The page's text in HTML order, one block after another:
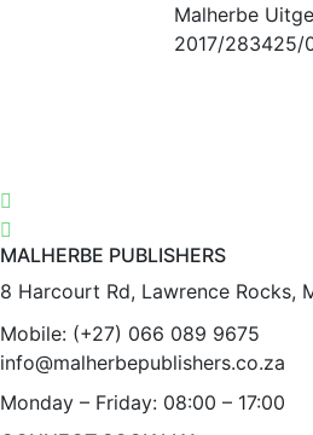
Malherbe
2017/283425/
MALHERBE PUBLISHERS
8 Harcourt Rd, Lawrence Rocks,
Mobile: (+27) 066 089 9675
info@malherbepublishers.co.za
Monday – Friday: 08:00 – 17:00